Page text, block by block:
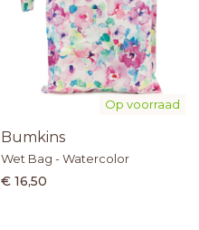
Op voorraad
Bumkins
Wet Bag - Watercolor
€ 16,50